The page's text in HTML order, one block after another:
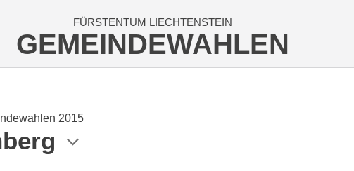
FÜRSTENTUM LIECHTENSTEIN
GEMEINDEWAHLEN
2015